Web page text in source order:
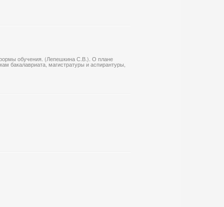
формы обучения. (Лепешкина С.В.). О плане
бакалавриата, магистратуры и аспирантуры,